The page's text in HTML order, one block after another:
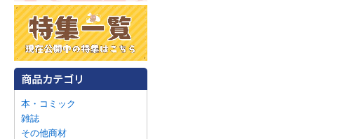
本・コミック
雑誌
その他商材